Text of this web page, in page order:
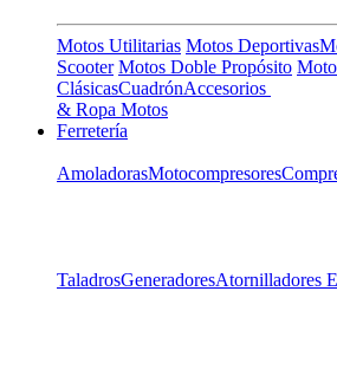
Motos Utilitarias Motos Deportivas
Scooter Motos Doble Propósito
ClásicasCuadrónAccesorios
& Ropa Motos
Ferretería
AmoladorasMotocompresores
TaladrosGeneradoresAtornilladores